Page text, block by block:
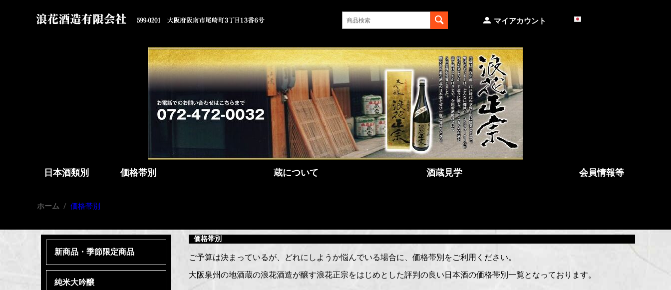
マイアカウント
日本酒類別 価格帯別 蔵について 酒蔵見学 会員情報等
ホーム / 価格帯別
新商品・季節限定商品
純米大吟醸
価格帯別
ご予算は決まっているが、どれにしようか悩んでいる場合に、価格帯別をご利用ください。
大阪泉州の地酒蔵の浪花酒造が醸す浪花正宗をはじめとした評判の良い日本酒の価格帯別一覧となっております。